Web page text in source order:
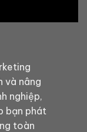
và nâng
nghiệp,
bạn phát
toàn